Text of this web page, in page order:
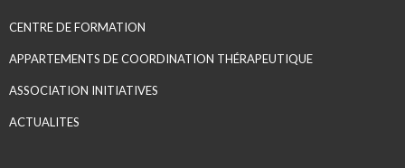
CENTRE DE FORMATION
APPARTEMENTS DE COORDINATION THÉRAPEUTIQUE
ASSOCIATION INITIATIVES
ACTUALITES